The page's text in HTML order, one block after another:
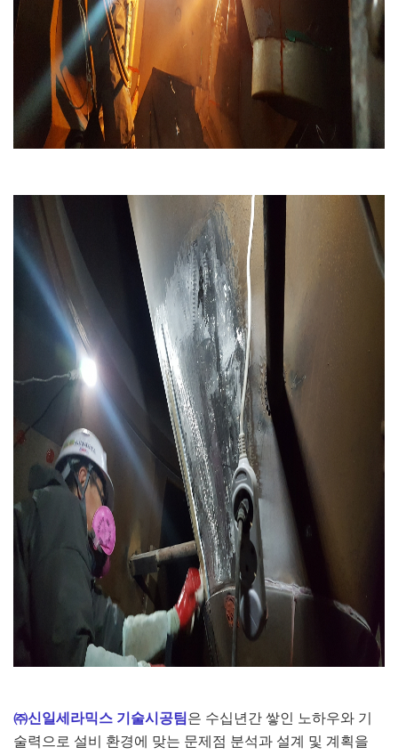
㈜신일세라믹스 기술시공팀은 수십년간 쌓인 노하우와 기
술력으로 설비 환경에 맞는 문제점 분석과 설계 및 계획을